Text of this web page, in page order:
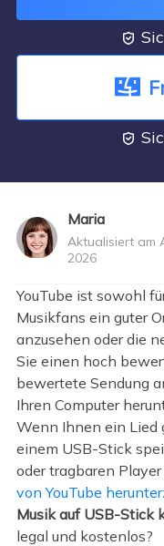


Maria
Aktualisiert am
2026
YouTube ist sowohl
Musikfans ein guter
anzusehen oder die
Sie einen hoch
bewertete Sendung
Ihren Computer
Wenn Ihnen ein Lied
einem USB-Stick
oder tragbaren
von YouTube
Musik auf USB-Stick
legal und kostenlos?